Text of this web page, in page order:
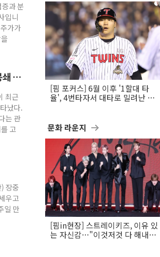
과 분
입니
가가
영
최근
났다.
는 관
고
장중
우고
일 만
[핌 포커스] 6월 이후 '1할대 타
율', 4번타자서 대타로 밀려난 LG
문화 라운지
[핌in현장] 스트레이키즈, 이유 있
는 자신감…"이것저것 다 해내는